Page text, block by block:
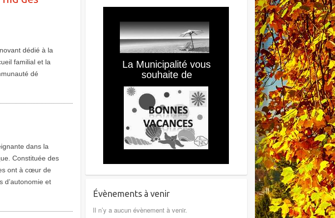
dédié à la
familial et la
dé
dans la
Constituée des
ont à cœur de
d’autonomie et
Évènements à venir
Il n’y a aucun évènement à venir.